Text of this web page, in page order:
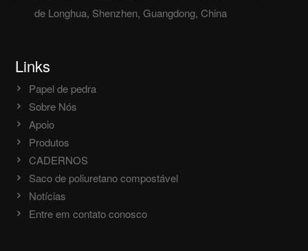
de Longhua, Shenzhen, Guangdong, China
Links
Papel de pedra
Sobre Nós
Apoio
Produtos
CADERNOS
Saco de poliuretano compostável
Notícias
Entre em contato conosco